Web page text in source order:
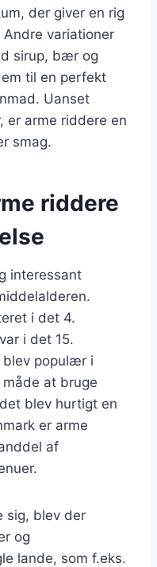
der giver en rig
variationer
sirup, bær og
til en perfekt
Uanset
er arme riddere en
smag.
riddere
interessant
i det 4.
i det 15.
blev populær i
måde at bruge
blev hurtigt en
er arme
af
sig, blev der
og
lande, som f.eks.